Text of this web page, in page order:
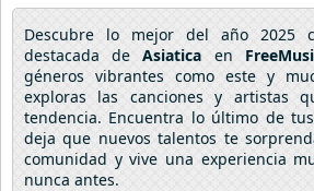
Descubre lo mejor del año 2025
destacada deAsiatica en
géneros vibrantes como este y
exploras las canciones y artistas
tendencia. Encuentra lo último de
deja que nuevos talentos te
comunidad y vive una experiencia
nunca antes.